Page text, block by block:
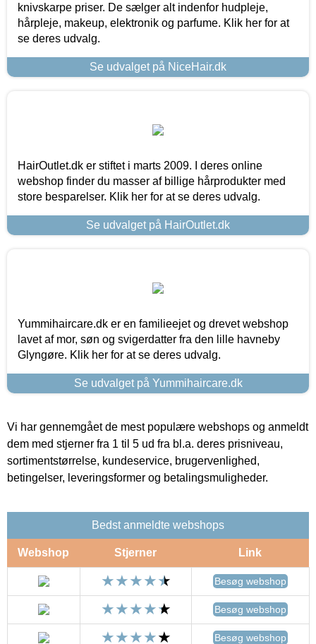
knivskarpe priser. De sælger alt indenfor hudpleje,
hårpleje, makeup, elektronik og parfume. Klik her for at
se deres udvalg.
Se udvalget på NiceHair.dk
HairOutlet.dk er stiftet i marts 2009. I deres online
webshop finder du masser af billige hårprodukter med
store besparelser. Klik her for at se deres udvalg.
Se udvalget på HairOutlet.dk
Yummihaircare.dk er en familieejet og drevet webshop
lavet af mor, søn og svigerdatter fra den lille havneby
Glyngøre. Klik her for at se deres udvalg.
Se udvalget på Yummihaircare.dk
Vi har gennemgået de mest populære webshops og anmeldt
dem med stjerner fra 1 til 5 ud fra bl.a. deres prisniveau,
sortimentstørrelse, kundeservice, brugervenlighed,
betingelser, leveringsformer og betalingsmuligheder.
Bedst anmeldte webshops
Webshop Stjerner Link
Besøg webshop
Besøg webshop
Besøg webshop